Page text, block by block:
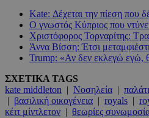
Kate: Δέχεται την πίεση που
Ο γνωστός Κύπριος που
Χριστόφορος Τορναρίτης:
Άννα Βίσση: Έτσι
Trump: «Αν δεν εκλεγώ εγώ,
ΣΧΕΤΙΚΑ TAGS
kate middleton | Νοσηλεία | παλάτι
| βασιλική οικογένεια | royals |
κέιτ μίντλετον | θεωρίες